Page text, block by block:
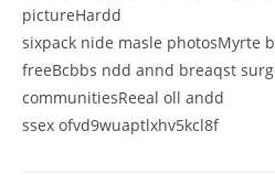
pictureHardd
sixpack nide masle photosMyrte
freeBcbbs ndd annd breaqst
communitiesReeal oll andd
ssex ofvd9wuaptlxhv5kcl8f